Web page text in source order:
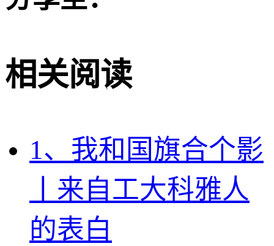
相关阅读
1、我和国旗合个影
丨来自工大科雅人
的表白